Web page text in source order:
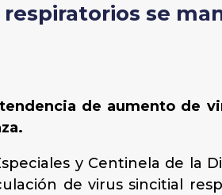
se
de aumento de
y Centinela de la
de virus sincitial